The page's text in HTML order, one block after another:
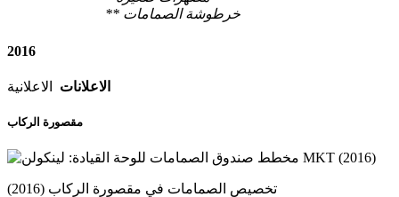
** خرطوشة الصمامات
2016
الاعلانات الاعلانية
مقصورة الركاب
تخصيص الصمامات في مقصورة الركاب (2016)